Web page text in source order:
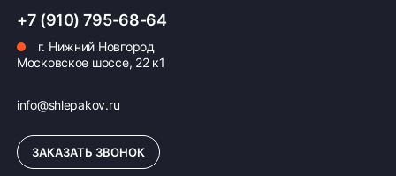
+7 (910) 795-68-64
г. Нижний Новгород
Московское шоссе, 22 к1
info@shlepakov.ru
ЗАКАЗАТЬ ЗВОНОК